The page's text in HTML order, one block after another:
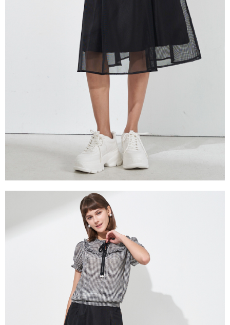
2.基於同意付款使用「大哥付你分期」之契約關係目的，商店將以您的個人
資料（包含姓名、電話或地址）提供予台灣大哥大進項蒐集、處理及利用，
由本公司與您本人進行分期帳單所需資料之確認、核對及更正。
3.完整用戶服務條款，請詳閱以下連結：
https://oppay.tw/userRule
※ 交易是否成功請以「AFTEE先享後付 」之結帳頁面顯示為準，若有關於
是否繳費成功／繳費後需取消欲退款等相關疑問，請聯繫「AFTEE先享後付
https://netprotections.freshdesk.com/support/home
１．透過由恩沛科技股份有限公司提供之「AFTEE先享後付」服務完成之交
易，需依本服務之必要範圍內提供個人資料，並將交易相關給付款項請求債
權轉讓予恩沛科技股份有限公司。
２．關於個人資料處理事宜，請瀏覽以下網址：
https://aftee.tw/terms/#terms3
３．未成年的使用者請事先徵得法定代理人或監護人之同意方可使用
「AFTEE先享後付」，若未經同意申辦者引起之損失，本公司不負相關責
４．使用「AFTEE先享後付」時，將依據個別帳號之用戶狀況，依本公司即
時審查核予不同之上限額度；若仍有額度不足之情形，本公司將視審查結果
５．嚴禁一人註冊多個帳號或使用他人資訊註冊。若發現惡意使用之情形，
恩沛科技股份有限公司將有權停止該用戶之使用額度並採取法律行動。